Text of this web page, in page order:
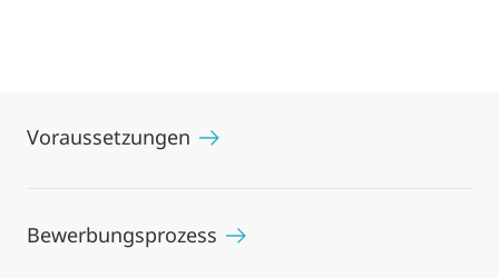
Voraussetzungen
Bewerbungsprozess